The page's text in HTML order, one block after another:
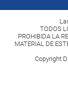
TODOS
PROHIBIDA LA
MATERIAL DE
Copyright